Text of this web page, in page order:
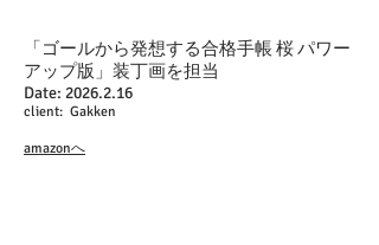
「ゴールから発想する合格手帳 桜 パワー
アップ版」装丁画を担当
Date: 2026.2.16
client: Gakken
amazonへ